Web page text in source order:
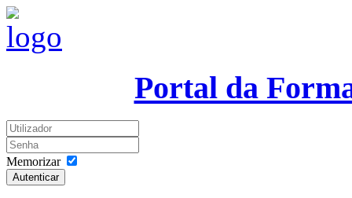
Portal da
Memorizar
Autenticar